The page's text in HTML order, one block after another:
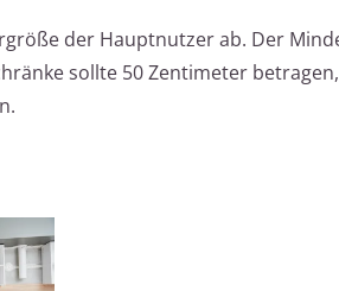
der Hauptnutzer ab. Der
sollte 50 Zentimeter